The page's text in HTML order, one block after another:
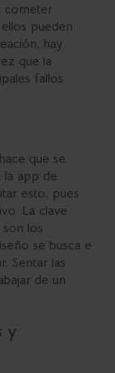
cometer
pueden
hay
que la
fallos
que se
la app de
esto, pues
La clave
los
se busca e
Sentar las
de un
y